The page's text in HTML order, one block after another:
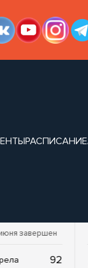
РАСПИСАНИЕ
завершен
92